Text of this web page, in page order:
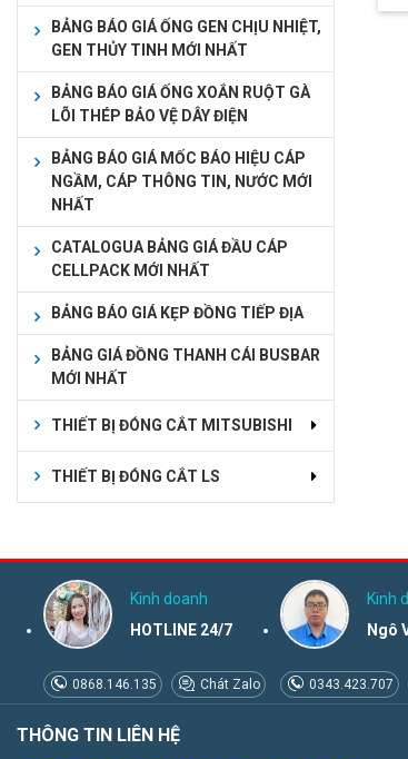
BẢNG BÁO GIÁ ỐNG GEN CHỊU NHIỆT,
GEN THỦY TINH MỚI NHẤT
BẢNG BÁO GIÁ ỐNG XOẮN RUỘT GÀ
LÕI THÉP BẢO VỆ DÂY ĐIỆN
BẢNG BÁO GIÁ MỐC BÁO HIỆU CÁP
NGẦM, CÁP THÔNG TIN, NƯỚC MỚI
NHẤT
CATALOGUA BẢNG GIÁ ĐẦU CÁP
CELLPACK MỚI NHẤT
BẢNG BÁO GIÁ KẸP ĐỒNG TIẾP ĐỊA
BẢNG GIÁ ĐỒNG THANH CÁI BUSBAR
MỚI NHẤT
THIẾT BỊ ĐÓNG CẮT MITSUBISHI
THIẾT BỊ ĐÓNG CẮT LS
Kinh doanh
HOTLINE 24/7
0868.146.135 Chát Zalo
Kinh
Ngô
0343.423.707
THÔNG TIN LIÊN HỆ